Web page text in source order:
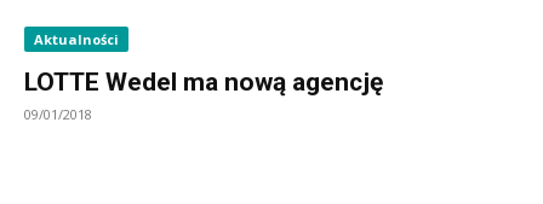
Aktualności
LOTTE Wedel ma nową agencję
09/01/2018